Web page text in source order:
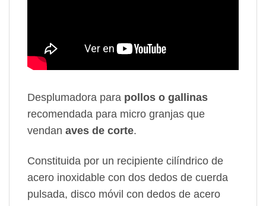
Desplumadora para pollos o gallinas
recomendada para micro granjas que
vendan aves de corte.
Constituida por un recipiente cilíndrico de
acero inoxidable con dos dedos de cuerda
pulsada, disco móvil con dedos de acero